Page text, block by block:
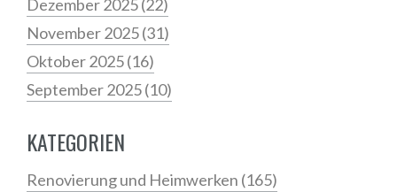
Dezember 2025(22)
November 2025(31)
Oktober 2025(16)
September 2025(10)
KATEGORIEN
Renovierung und Heimwerken (165)